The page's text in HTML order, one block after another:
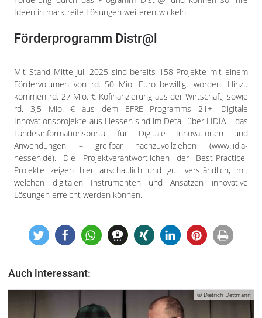
Ideen in marktreife Lösungen weiterentwickeln.
Förderprogramm Distr@l
Mit Stand Mitte Juli 2025 sind bereits 158 Projekte mit einem
Fördervolumen von rd. 50 Mio. Euro bewilligt worden. Hinzu
kommen rd. 27 Mio. € Kofinanzierung aus der Wirtschaft, sowie
rd. 3,5 Mio. € aus dem EFRE Programms 21+. Digitale
Innovationsprojekte aus Hessen sind im Detail über LIDIA – das
Landesinformationsportal für Digitale Innovationen und
Anwendungen – greifbar nachzuvollziehen (www.lidia-
hessen.de). Die Projektverantwortlichen der Best-Practice-
Projekte zeigen hier anschaulich und gut verständlich, mit
welchen digitalen Instrumenten und Ansätzen innovative
Lösungen erreicht werden können.
Auch interessant:
© Dietrich Dettmann